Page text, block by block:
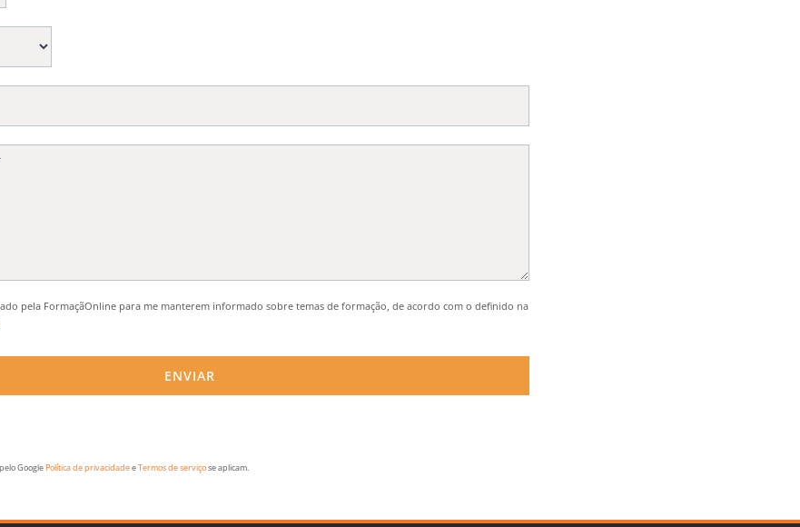
pela FormaçãOnline para me manterem informado sobre temas de formação, de acordo com o definido na
GooglePolítica de privacidadeeTermos de serviçose aplicam.